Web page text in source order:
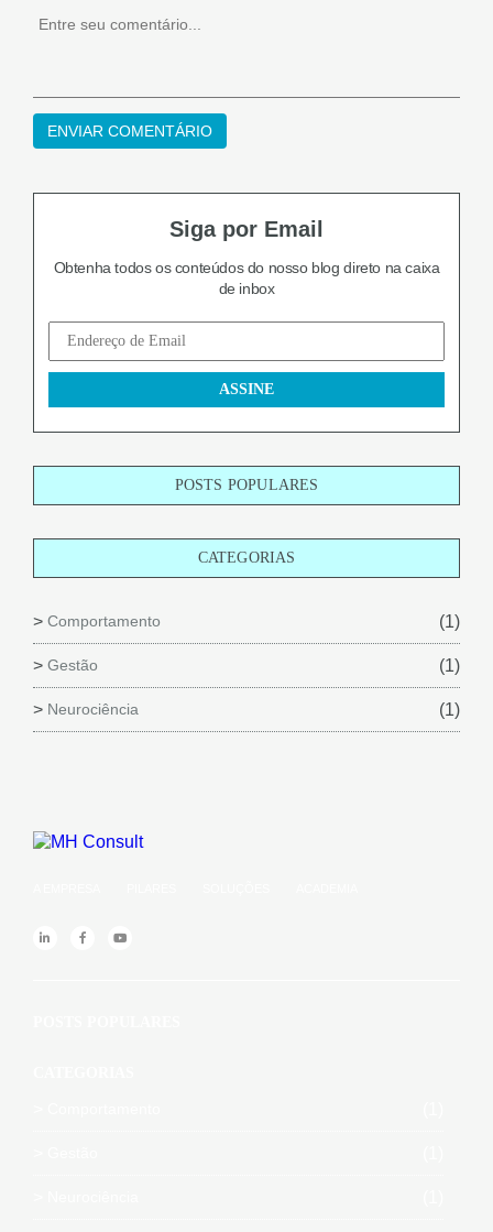
Siga por Email
Obtenha todos os conteúdos do nosso blog direto na caixa
de inbox
POSTS POPULARES
CATEGORIAS
Comportamento (1)
Gestão (1)
Neurociência (1)